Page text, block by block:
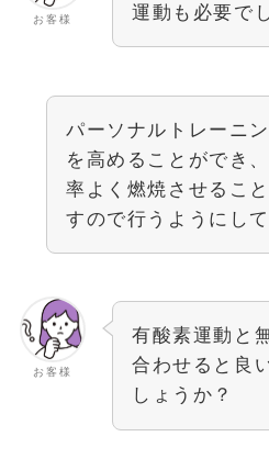
お客様
運動も必要で
パーソナルトレーニ
を高めることができ
率よく燃焼させるこ
すので行うようにして
お客様
有酸素運動と
合わせると良
しょうか？